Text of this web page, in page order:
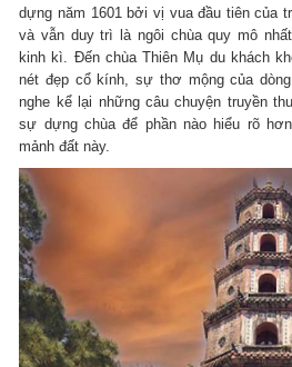
dựng năm 1601 bởi vị vua đầu tiên của
và vẫn duy trì là ngôi chùa quy mô
kinh kì. Đến chùa Thiên Mụ du khách
nét đẹp cổ kính, sự thơ mộng của
nghe kể lại những câu chuyện truyền
sự dựng chùa để phần nào hiểu rõ
mảnh đất này.